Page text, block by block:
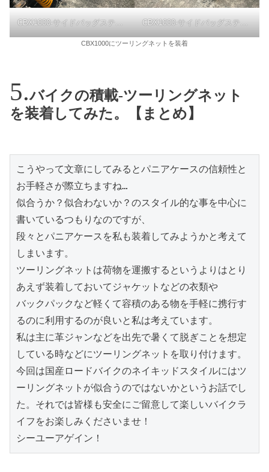
CBX1000-サイドバッグステーのみ CBX1000-サイドバッグステーのみ
CBX1000にツーリングネットを装着
バイクの積載-ツーリングネット
を装着してみた。【まとめ】
こうやって文章にしてみるとパニアケースの信頼性と
お手軽さが際立ちますね…
似合うか？似合わないか？のスタイル的な事を中心に
書いているつもりなのですが、
段々とパニアケースを私も装着してみようかと考えて
しまいます。
ツーリングネットは荷物を運搬するというよりはとり
あえず装着しておいてジャケットなどの衣類や
バックパックなど軽くて容積のある物を手軽に携行す
るのに利用するのが良いと私は考えています。
私は主に革ジャンなどを出先で暑くて脱ぎことを想定
している時などにツーリングネットを取り付けます。
今回は国産ロードバイクのネイキッドスタイルにはツ
ーリングネットが似合うのではないかというお話でし
た。それでは皆様も安全にご留意して楽しいバイクラ
イフをお楽しみくださいませ！
シーユーアゲイン！